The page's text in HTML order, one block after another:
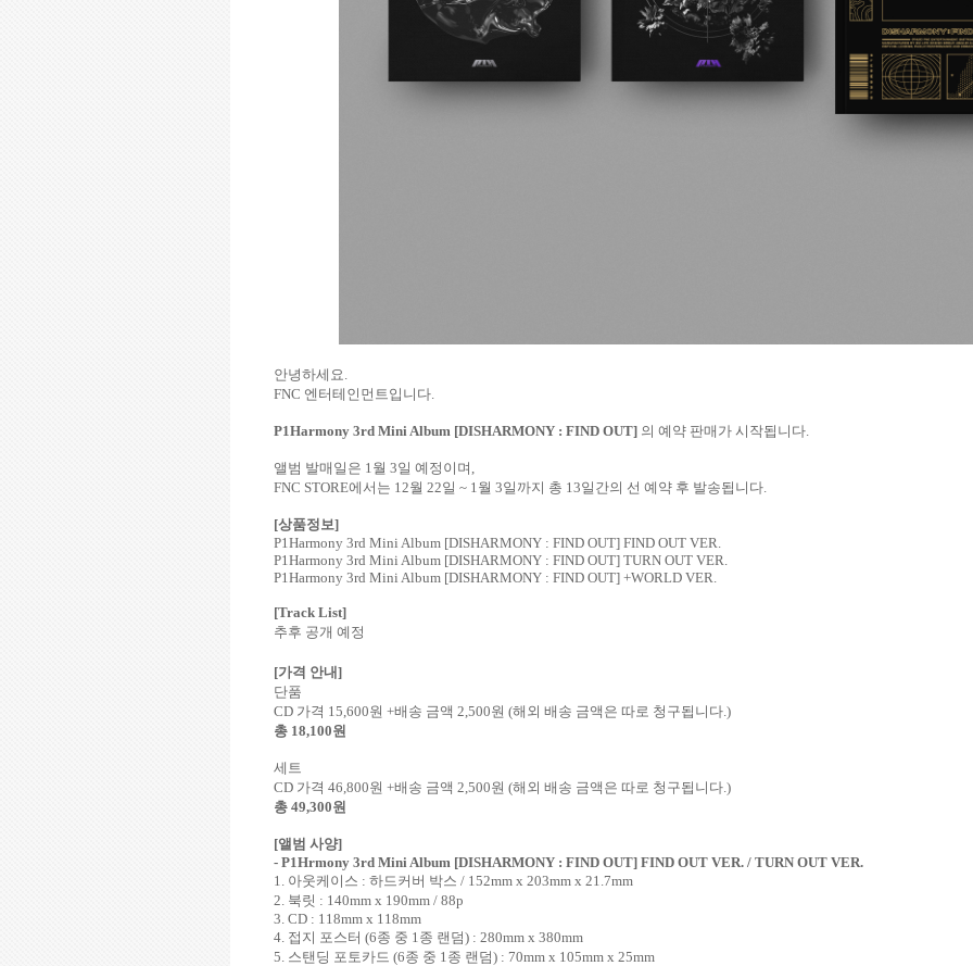
안녕하세요.
FNC 엔터테인먼트입니다.
P1Harmony 3rd Mini Album [DISHARMONY : FIND OUT] 의 예약 판매가 시작됩니다.
앨범 발매일은 1월 3일 예정이며 ,
FNC STORE에서는 12월 22일 ~ 1월 3일까지 총 13일간의 선 예약 후 발송됩니다.
[상품정보]
P1Harmony 3rd Mini Album [DISHARMONY : FIND OUT] FIND OUT VER.
P1Harmony 3rd Mini Album [DISHARMONY : FIND OUT] TURN OUT VER.
P1Harmony 3rd Mini Album [DISHARMONY : FIND OUT] +WORLD VER.
[Track List]
추후 공개 예정
[가격 안내 ]
단품
CD 가격 15,600원 +배송 금액 2,500원 (해외 배송 금액은 따로 청구됩니다.)
총 18,100원
세트
CD 가격 46,800원 +배송 금액 2,500원 (해외 배송 금액은 따로 청구됩니다.)
총 49,300원
[앨범 사양]
- P1Hrmony 3rd Mini Album [DISHARMONY : FIND OUT] FIND OUT VER. / TURN OUT VER.
1. 아웃케이스 : 하드커버 박스 / 152mm x 203mm x 21.7mm
2. 북릿 : 140mm x 190mm / 88p
3. CD : 118mm x 118mm
4. 접지 포스터 (6종 중 1종 랜덤) : 280mm x 380mm
5. 스탠딩 포토카드 (6종 중 1종 랜덤) : 70mm x 105mm x 25mm